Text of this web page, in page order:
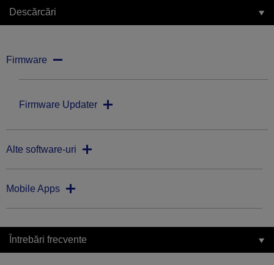
Descărcări
Firmware
Firmware Updater
Alte software-uri
Mobile Apps
Întrebări frecvente